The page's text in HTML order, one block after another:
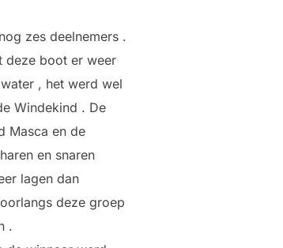
zes deelnemers .
deze boot er weer
, het werd wel
Windekind . De
Masca en de
en snaren
lagen dan
deze groep
.